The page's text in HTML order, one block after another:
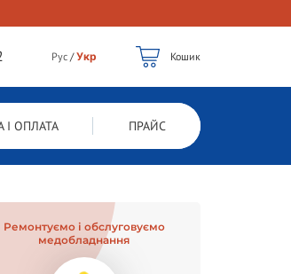
Рус /Укр Кошик
І ОПЛАТА ПРАЙС
Ремонтуємо і обслуговуємо
медобладнання